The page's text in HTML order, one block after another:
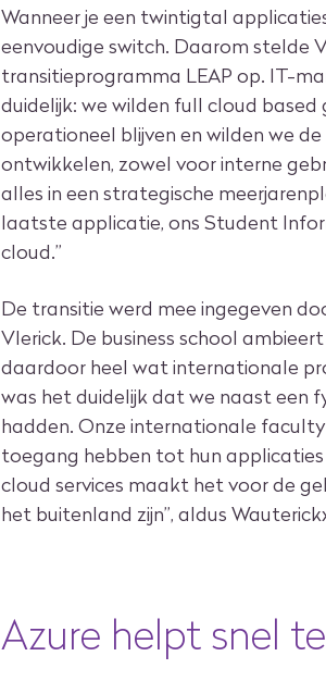
Wanneer je een twintigtal
eenvoudige switch. Daarom stelde
transitieprogramma LEAP op. IT-
duidelijk: we wilden full cloud
operationeel blijven en wilden we
ontwikkelen, zowel voor interne
alles in een strategische
laatste applicatie, ons Student
cloud.”
De transitie werd mee ingegeven
Vlerick. De business school
daardoor heel wat internationale
was het duidelijk dat we naast een
hadden. Onze internationale
toegang hebben tot hun
cloud services maakt het voor de
het buitenland zijn”, aldus
Azure helpt snel